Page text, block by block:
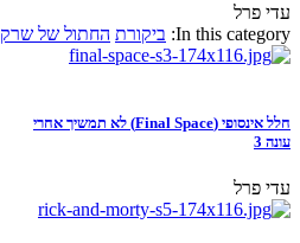
עדי פרל
In this category: ביקורת החתול של שרק 2: משאלה אחת ודי
חלל אינסופי (Final Space) לא תמשיך אחרי
עונה 3
עדי פרל